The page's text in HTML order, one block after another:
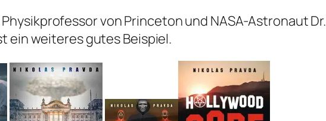
von Princeton und NASA-Astronaut Dr.
ein weiteres gutes Beispiel.